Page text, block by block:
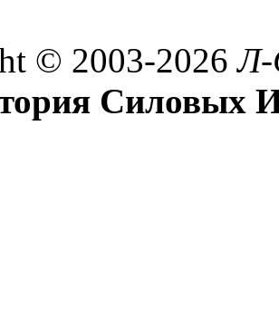
© 2003-2026
Силовых